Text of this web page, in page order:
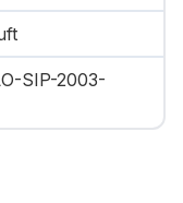
SIP-2003-